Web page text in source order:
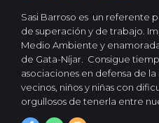
Sasi Barroso es un referente
de superación y de trabajo.
Medio Ambiente y
de Gata-Níjar. Consigue
asociaciones en defensa de
vecinos, niños y niñas con
orgullosos de tenerla entre